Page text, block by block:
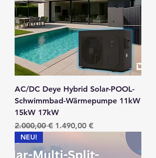
AC/DC Deye Hybrid Solar-POOL-
Schwimmbad-Wärmepumpe 11kW
15kW 17kW
Standardpreis
2.000,00 € Sale-Preis
1.490,00 €
NEU!